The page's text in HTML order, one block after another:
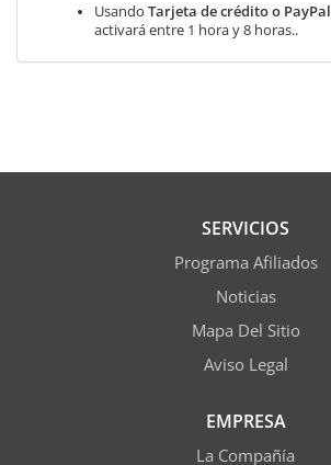
Usando Tarjeta de crédito o PayPal
activará entre 1 hora y 8 horas..
SERVICIOS
Programa Afiliados
Noticias
Mapa Del Sitio
Aviso Legal
EMPRESA
La Compañía